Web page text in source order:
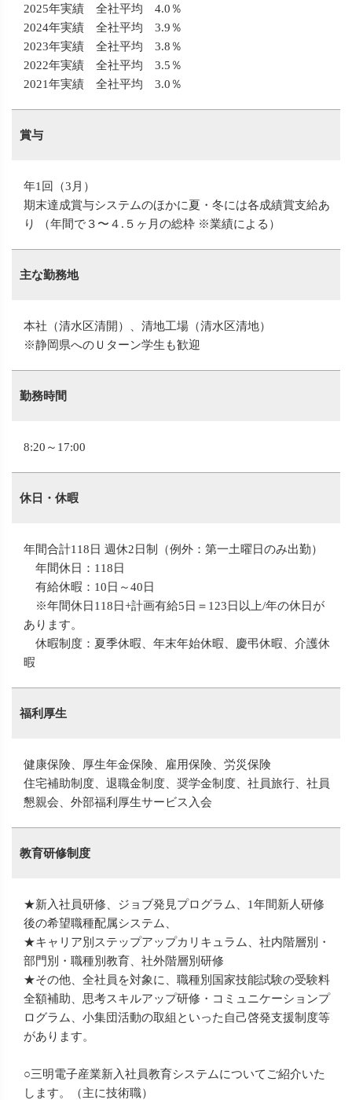
2025年実績 全社平均 4.0％
2024年実績 全社平均 3.9％
2023年実績 全社平均 3.8％
2022年実績 全社平均 3.5％
2021年実績 全社平均 3.0％
賞与
年1回（3月）
期末達成賞与システムのほかに夏・冬には各成績賞支給あ
り （年間で３〜４.５ヶ月の総枠 ※業績による）
主な勤務地
本社（清水区清開）、清地工場（清水区清地）
※静岡県へのＵターン学生も歓迎
勤務時間
8:20～17:00
休日・休暇
年間合計118日 週休2日制（例外：第一土曜日のみ出勤）
年間休日：118日
有給休暇：10日～40日
※年間休日118日+計画有給5日＝123日以上/年の休日が
あります。
休暇制度：夏季休暇、年末年始休暇、慶弔休暇、介護休
暇
福利厚生
健康保険、厚生年金保険、雇用保険、労災保険
住宅補助制度、退職金制度、奨学金制度、社員旅行、社員
懇親会、外部福利厚生サービス入会
教育研修制度
★新入社員研修、ジョブ発見プログラム、1年間新人研修
後の希望職種配属システム、
★キャリア別ステップアップカリキュラム、社内階層別・
部門別・職種別教育、社外階層別研修
★その他、全社員を対象に、職種別国家技能試験の受験料
全額補助、思考スキルアップ研修・コミュニケーションプ
ログラム、小集団活動の取組といった自己啓発支援制度等
があります。
○三明電子産業新入社員教育システムについてご紹介いた
します。（主に技術職）